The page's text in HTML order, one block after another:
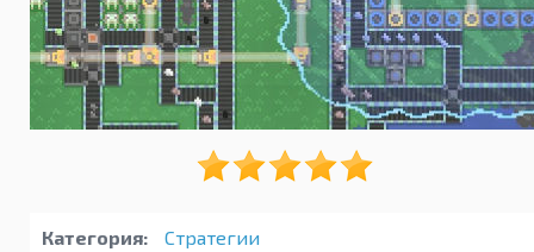
Категория: Стратегии